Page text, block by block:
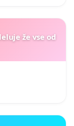
že vse od